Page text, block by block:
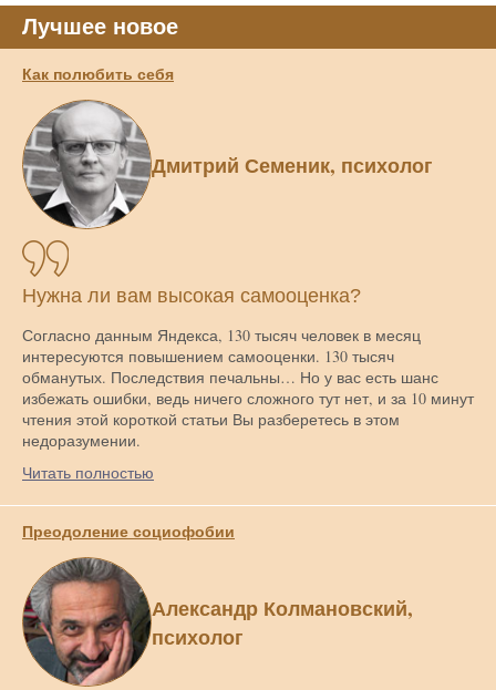
Лучшее новое
Как полюбить себя
Дмитрий Семеник, психолог
Нужна ли вам высокая самооценка?
Согласно данным Яндекса, 130 тысяч человек в месяц
интересуются повышением самооценки. 130 тысяч
обманутых. Последствия печальны… Но у вас есть шанс
избежать ошибки, ведь ничего сложного тут нет, и за 10 минут
чтения этой короткой статьи Вы разберетесь в этом
недоразумении.
Читать полностью
Преодоление социофобии
Александр Колмановский,
психолог